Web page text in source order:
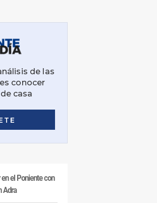
el Poniente con
Adra